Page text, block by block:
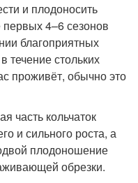
и плодоносить
4–6 сезонов
благоприятных
течение стольких
проживёт, обычно это
часть кольчаток
и сильного роста, а
плодоношение
обрезки.